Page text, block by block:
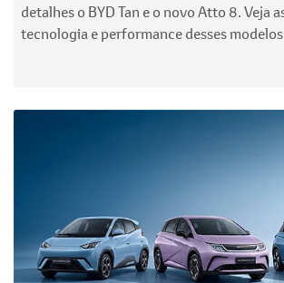
detalhes o BYD Tan e o novo Atto 8. Veja
tecnologia e performance desses modelos